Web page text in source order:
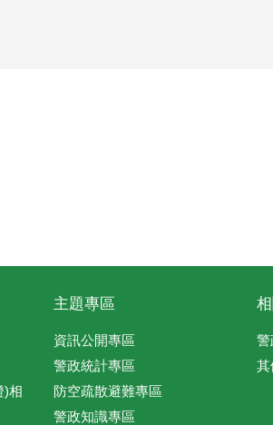
)相
主題專區
資訊公開專區
警政統計專區
防空疏散避難專區
警政知識專區
警
其